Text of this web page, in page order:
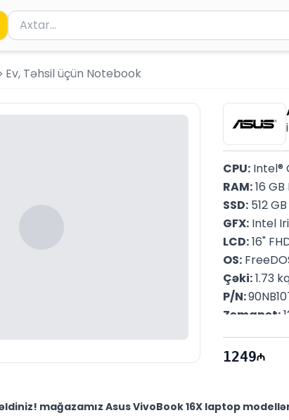
Məhsul axtar
Axtarış üçün ən azı 2 simvol yazın. Göndərmək
Ev, Təhsil üçün Notebook
CPU: Intel®
RAM: 16 GB
SSD: 512 GB
GFX: Intel
LCD: 16"
OS:
Çəki: 1.73
P/N:
Zəmanət:
1249
mağazamız Asus VivoBook 16X laptop